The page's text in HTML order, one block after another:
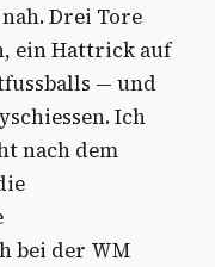
Drei Tore
ein Hattrick auf
— und
Ich
nach dem
bei der WM